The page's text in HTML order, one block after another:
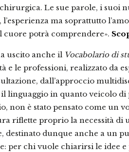
Le sue parole, i suoi
ma soprattutto
cuore potrà comprendere».
uscito anche il Vocabolario di
e le professioni, realizzato da
dall’approccio
il linguaggio in quanto veicolo
non è stato pensato come un
riflette proprio la necessità
destinato dunque anche a un
per chi vuole chiarirsi le idee